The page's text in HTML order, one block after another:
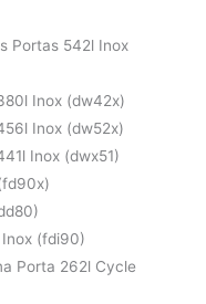
Portas 542l Inox
Inox (dw42x)
Inox (dw52x)
Inox (dwx51)
(fdi90)
Porta 262l Cycle